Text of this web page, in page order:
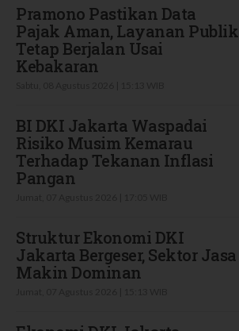
Pramono Pastikan Data
Pajak Aman, Layanan Publik
Tetap Berjalan Usai
Kebakaran
BI DKI Jakarta Waspadai
Risiko Musim Kemarau
Terhadap Tekanan Inflasi
Pangan
Struktur Ekonomi DKI
Jakarta Bergeser, Sektor Jasa
Makin Dominan